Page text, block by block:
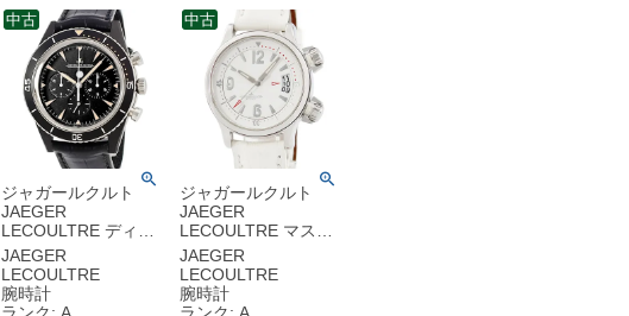
ジャガールクルト
JAEGER
LECOULTRE ディー
プシー ヴィンテージ
クロノグラフ サーメ
ット Q208A57J
136.A.C8 ブラック
JAEGER
LECOULTRE
腕時計
中古
ジャガールクルト
JAEGER
LECOULTRE マスタ
ー コンプレッサー
Q1728420 148.8.60
ホワイト デイト イン
ナー回転ベゼル メン
JAEGER
LECOULTRE
腕時計
中古